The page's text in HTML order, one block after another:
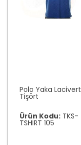
Polo Yaka Lacivert
Tişört
Ürün Kodu: TKS-
TSHIRT 105